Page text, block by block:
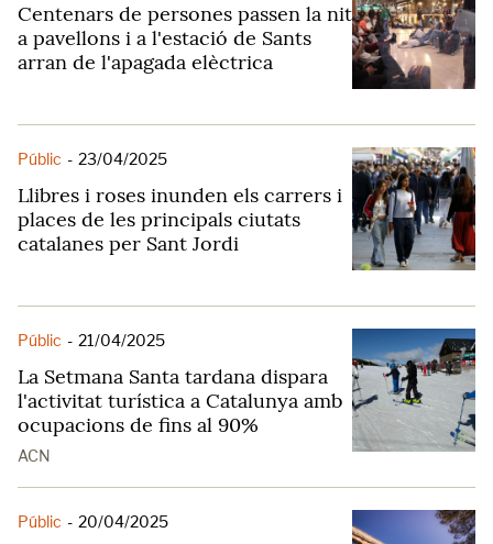
Centenars de persones passen la nit
a pavellons i a l'estació de Sants
arran de l'apagada elèctrica
Públic - 23/04/2025
Llibres i roses inunden els carrers i
places de les principals ciutats
catalanes per Sant Jordi
Públic - 21/04/2025
La Setmana Santa tardana dispara
l'activitat turística a Catalunya amb
ocupacions de fins al 90%
ACN
Públic - 20/04/2025